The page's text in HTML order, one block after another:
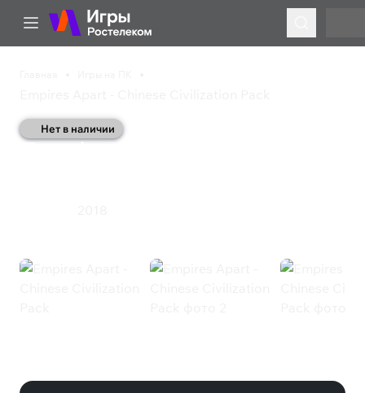
Нет в наличии
Empires Apart - Chinese